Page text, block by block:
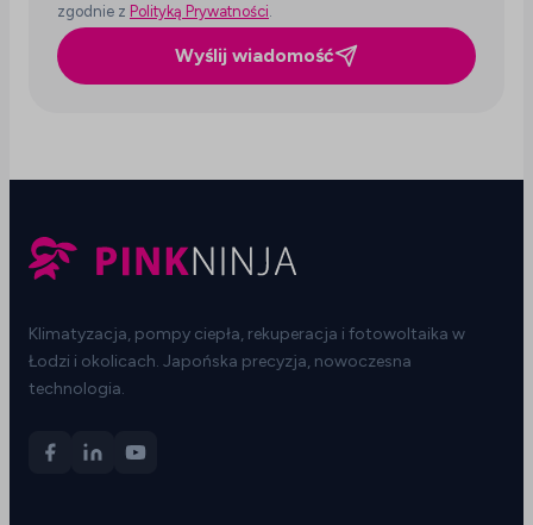
zgodnie z Polityką Prywatności
Wyślij wiadomość
Klimatyzacja, pompy ciepła, rekuperacja i fotowoltaika w
Łodzi i okolicach. Japońska precyzja, nowoczesna
technologia.